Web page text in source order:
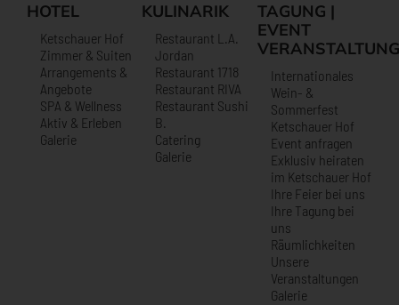
HOTEL
Ketschauer Hof
Zimmer & Suiten
Arrangements &
Angebote
SPA & Wellness
Aktiv & Erleben
Galerie
KULINARIK
Restaurant L.A.
Jordan
Restaurant 1718
Restaurant RIVA
Restaurant Sushi
B.
Catering
Galerie
TAGUNG |
EVENT
VERANSTALTUNG
Internationales
Wein- &
Sommerfest
Ketschauer Hof
Event anfragen
Exklusiv heiraten
im Ketschauer Hof
Ihre Feier bei uns
Ihre Tagung bei
uns
Räumlichkeiten
Unsere
Veranstaltungen
Galerie